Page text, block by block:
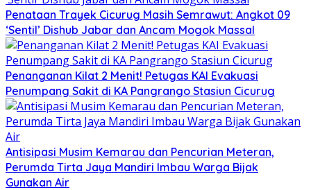
Penataan Trayek Cicurug Masih Semrawut: Angkot 09
‘Sentil’ Dishub Jabar dan Ancam Mogok Massal
Penanganan Kilat 2 Menit! Petugas KAI Evakuasi
Penumpang Sakit di KA Pangrango Stasiun Cicurug
Antisipasi Musim Kemarau dan Pencurian Meteran,
Perumda Tirta Jaya Mandiri Imbau Warga Bijak
Gunakan Air